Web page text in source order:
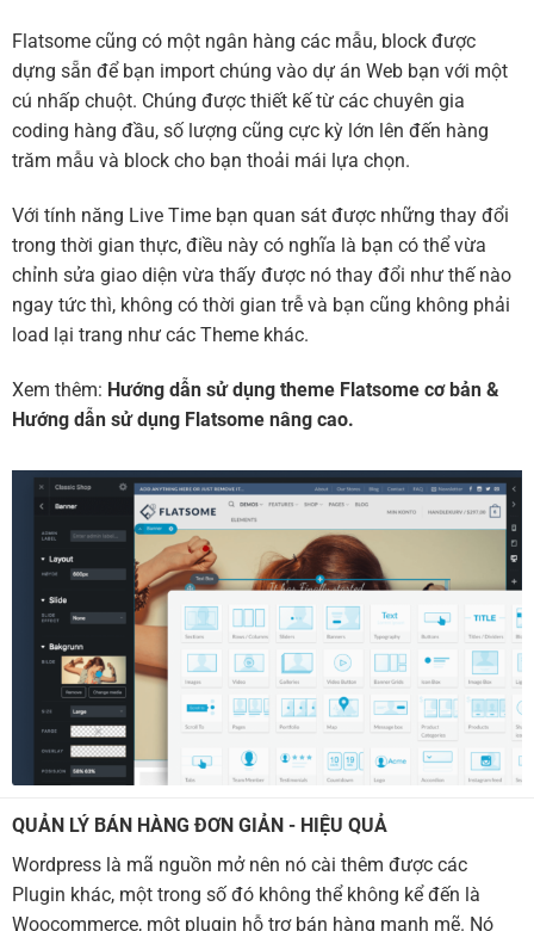
Flatsome cũng có một ngân hàng các mẫu, block được
dựng sẵn để bạn import chúng vào dự án Web bạn với một
cú nhấp chuột. Chúng được thiết kế từ các chuyên gia
coding hàng đầu, số lượng cũng cực kỳ lớn lên đến hàng
trăm mẫu và block cho bạn thoải mái lựa chọn.
Với tính năng Live Time bạn quan sát được những thay đổi
trong thời gian thực, điều này có nghĩa là bạn có thể vừa
chỉnh sửa giao diện vừa thấy được nó thay đổi như thế nào
ngay tức thì, không có thời gian trễ và bạn cũng không phải
load lại trang như các Theme khác.
Xem thêm: Hướng dẫn sử dụng theme Flatsome cơ bản &
Hướng dẫn sử dụng Flatsome nâng cao.
QUẢN LÝ BÁN HÀNG ĐƠN GIẢN - HIỆU QUẢ
Wordpress là mã nguồn mở nên nó cài thêm được các
Plugin khác, một trong số đó không thể không kể đến là
Woocommerce, một plugin hỗ trợ bán hàng mạnh mẽ. Nó